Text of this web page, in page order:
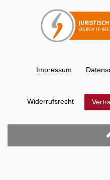
Impressum
Widerrufs­recht